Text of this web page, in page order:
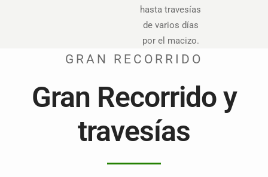
hasta travesías
de varios días
por el macizo.
GRAN RECORRIDO
Gran Recorrido y
travesías